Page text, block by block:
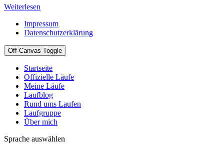
Weiterlesen
Impressum
Datenschutzerklärung
Off-Canvas Toggle
Startseite
Offizielle Läufe
Meine Läufe
Laufblog
Rund ums Laufen
Laufgruppe
Über mich
Sprache auswählen